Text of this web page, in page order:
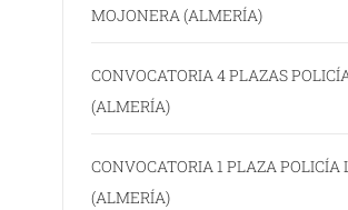
MOJONERA (ALMERÍA)
CONVOCATORIA 4 PLAZAS
(ALMERÍA)
CONVOCATORIA 1 PLAZA POLICÍA
(ALMERÍA)